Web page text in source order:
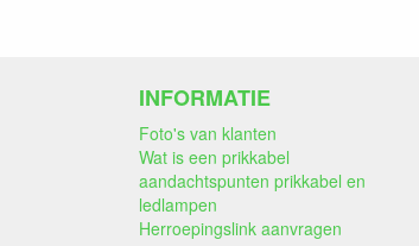
INFORMATIE
Foto's van klanten
Wat is een prikkabel
aandachtspunten prikkabel en
ledlampen
Herroepingslink aanvragen